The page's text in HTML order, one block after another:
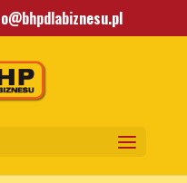
in
public_html/wp-
5806